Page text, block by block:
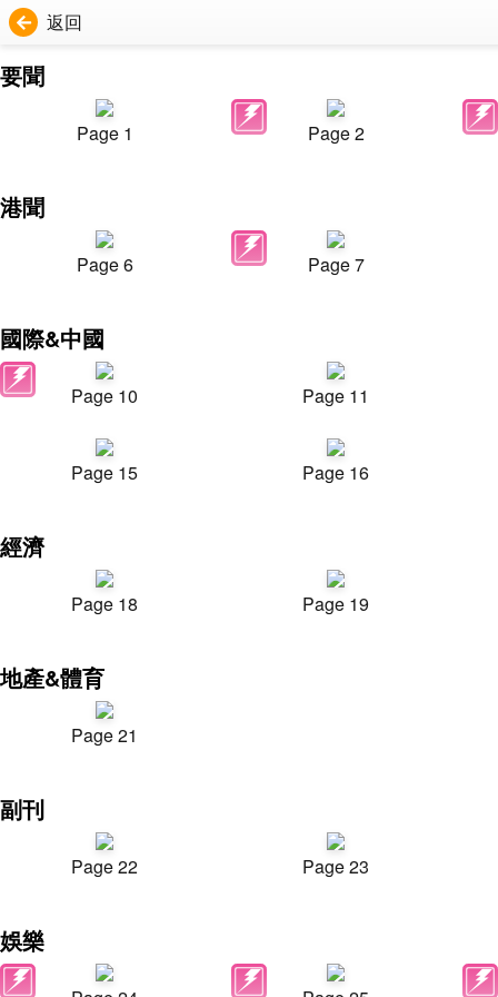
返回
要聞
Page 1 Page 2
港聞
Page 6 Page 7
國際&中國
Page 10 Page 11
Page 15 Page 16
經濟
Page 18 Page 19
地產&體育
Page 21
副刊
Page 22 Page 23
娛樂